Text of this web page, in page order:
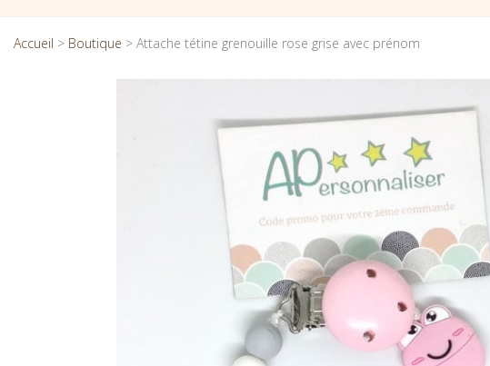
Accueil > Boutique > Attache tétine grenouille rose grise avec prénom